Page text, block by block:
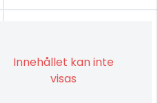
Innehållet kan inte
visas